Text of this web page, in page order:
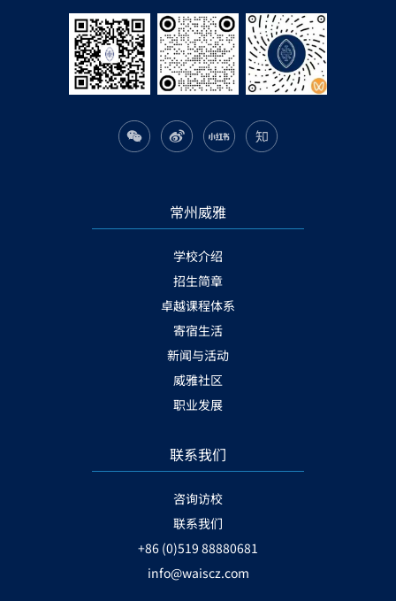
常州威雅
学校介绍
招生简章
卓越课程体系
寄宿生活
新闻与活动
威雅社区
职业发展
联系我们
咨询访校
联系我们
+86 (0)519 88880681
info@waiscz.com